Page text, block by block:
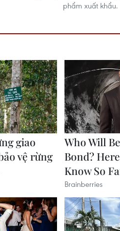
phẩm xuất khẩu.